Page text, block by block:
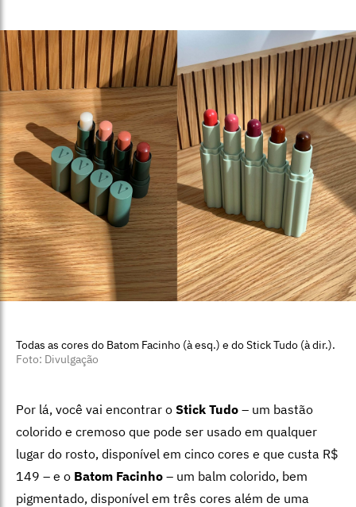
Todas as cores do Batom Facinho (à esq.) e do Stick Tudo (à dir.).
Foto: Divulgação
Por lá, você vai encontrar o Stick Tudo – um bastão
colorido e cremoso que pode ser usado em qualquer
lugar do rosto, disponível em cinco cores e que custa R$
149 – e o Batom Facinho – um balm colorido, bem
pigmentado, disponível em três cores além de uma